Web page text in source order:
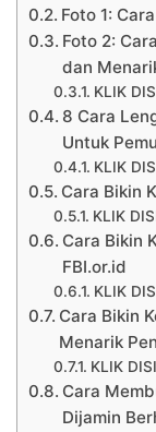
Foto 1:
Foto 2:
dan
KLIK
8 Cara
Untuk
KLIK
Cara Bikin
KLIK
Cara Bikin
FBI.or.id
KLIK
Cara Bikin
Menarik
KLIK
Cara
Dijamin